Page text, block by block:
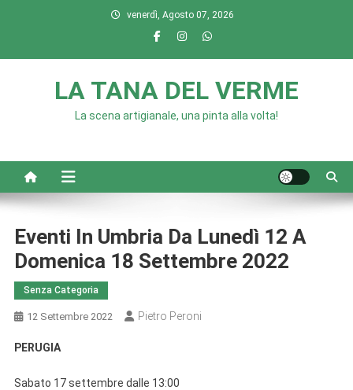
venerdì, Agosto 07, 2026
LA TANA DEL VERME
La scena artigianale, una pinta alla volta!
Eventi In Umbria Da Lunedì 12 A
Domenica 18 Settembre 2022
Senza Categoria
12 Settembre 2022 Pietro Peroni
PERUGIA
Sabato 17 settembre dalle 13:00